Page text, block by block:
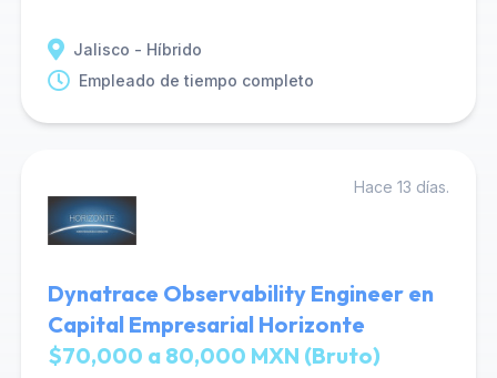
Jalisco - Híbrido
Empleado de tiempo completo
Hace 13 días.
Dynatrace Observability Engineer en
Capital Empresarial Horizonte
$70,000 a 80,000 MXN (Bruto)